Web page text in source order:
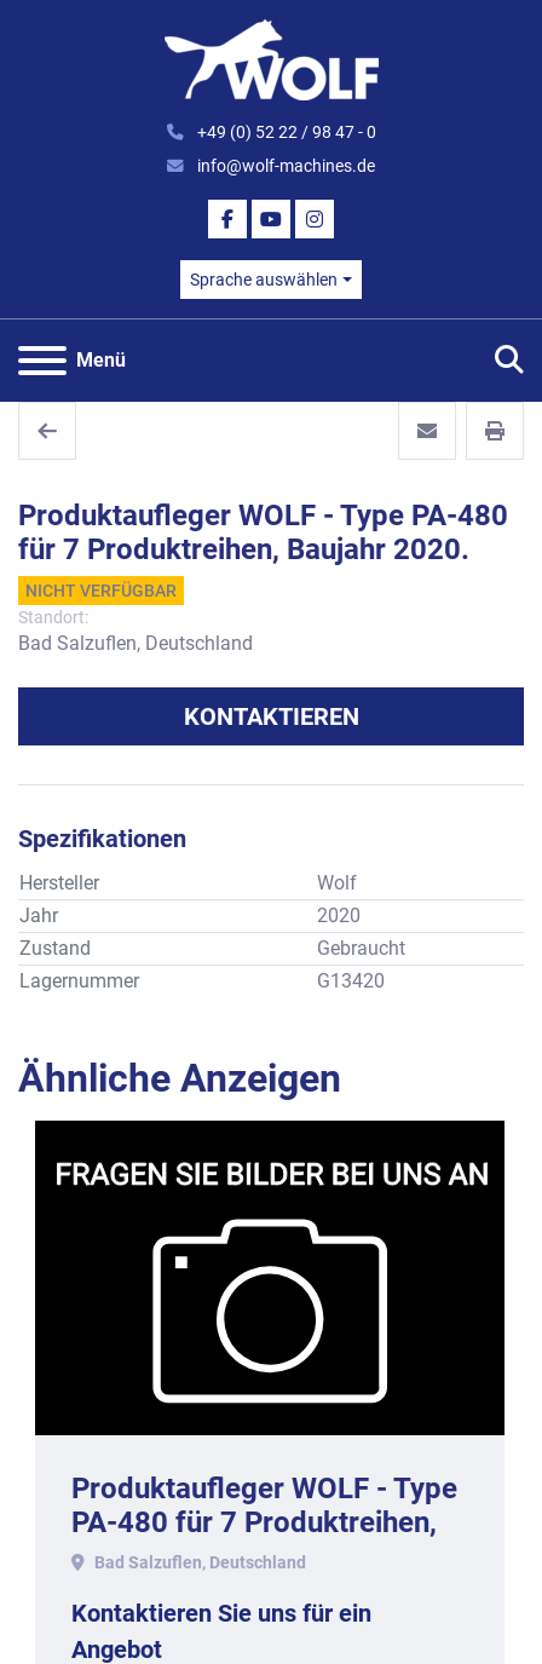
+49 (0) 52 22 / 98 47 - 0
info@wolf-machines.de
FACEBOOK
YOUTUBEINSTAGRAM
Sprache auswählen
Menü
Produktaufleger WOLF - Type PA-480
für 7 Produktreihen, Baujahr 2020.
NICHT VERFÜGBAR
Standort:
Bad Salzuflen, Deutschland
KONTAKTIEREN
Spezifikationen
Hersteller
Wolf
Jahr
2020
Zustand
Gebraucht
Lagernummer
G13420
Ähnliche Anzeigen
Produktaufleger WOLF - Type
PA-480 für 7 Produktreihen,
Baujahr 2020.
Bad Salzuflen, Deutschland
Kontaktieren Sie uns für ein
Angebot